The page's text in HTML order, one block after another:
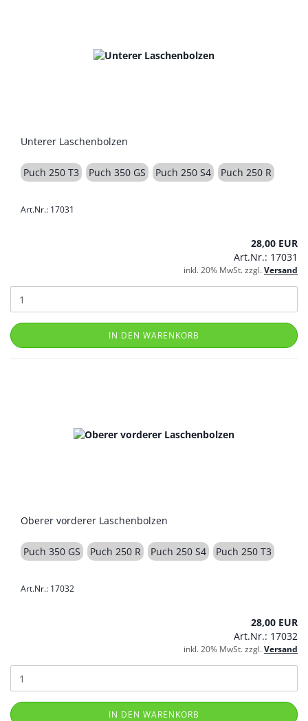
Unterer Laschenbolzen
Puch 250 T3 Puch 350 GS Puch 250 S4 Puch 250 R
Art.Nr.: 17031
28,00 EUR
Art.Nr.: 17031
inkl. 20% MwSt. zzgl.Versand
IN DEN WARENKORB
Oberer vorderer Laschenbolzen
Puch 350 GS Puch 250 R Puch 250 S4 Puch 250 T3
Art.Nr.: 17032
28,00 EUR
Art.Nr.: 17032
inkl. 20% MwSt. zzgl.Versand
IN DEN WARENKORB